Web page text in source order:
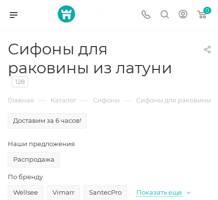
0
Сифоны для
раковины из латуни
128
Главная — Каталог — Сифоны — Сифоны для раковины
Доставим за 6 часов!
Наши предложения
Распродажа
По бренду
Wellsee
Vimarr SantecPro Показать еще